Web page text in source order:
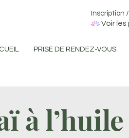
Inscription
Voir
PRISE DE RENDEZ-VOUS
à l’huile